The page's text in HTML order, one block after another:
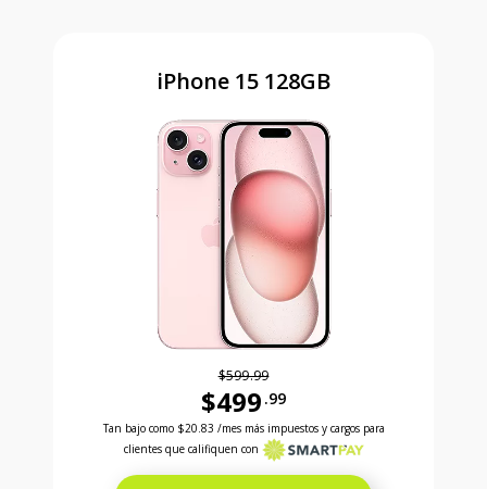
iPhone 15 128GB
$599.99
$499 .99
Antes el precio era 599 dollars and 99 cents
Tan bajo como $20.83 /mes más impuestos y cargos para
clientes que califiquen con